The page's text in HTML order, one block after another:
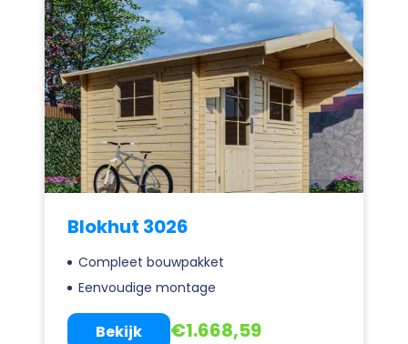
Blokhut 3026
Compleet bouwpakket
Eenvoudige montage
€1.668,59
Bekijk